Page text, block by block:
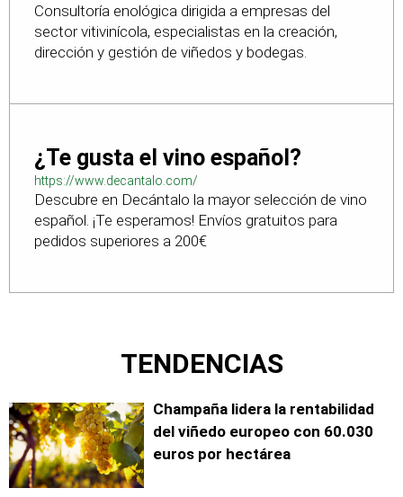
Consultoría enológica dirigida a empresas del
sector vitivinícola, especialistas en la creación,
dirección y gestión de viñedos y bodegas.
¿Te gusta el vino español?
https://www.decantalo.com/
Descubre en Decántalo la mayor selección de vino
español. ¡Te esperamos! Envíos gratuitos para
pedidos superiores a 200€
TENDENCIAS
Champaña lidera la rentabilidad
del viñedo europeo con 60.030
euros por hectárea